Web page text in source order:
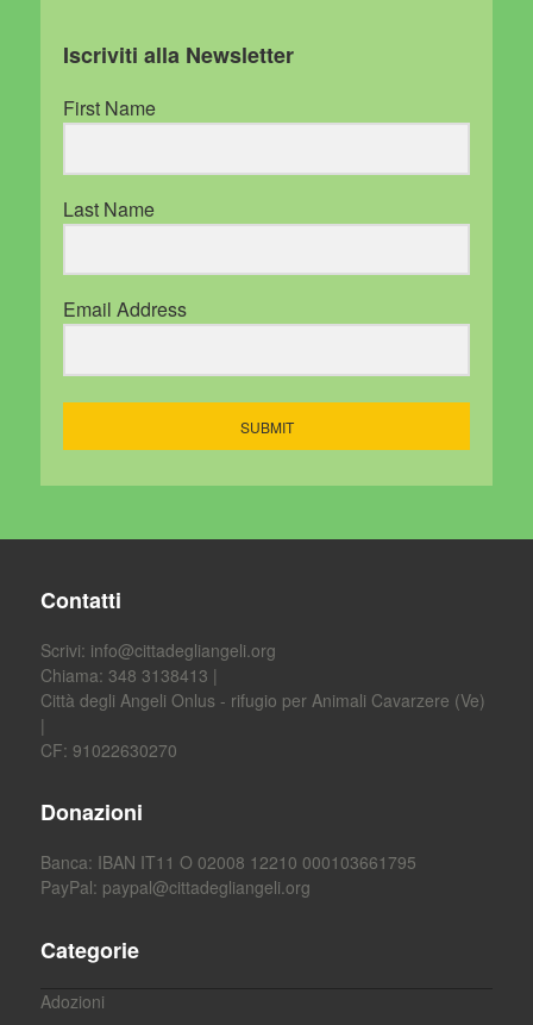
Iscriviti alla Newsletter
First Name
Last Name
Email Address
SUBMIT
Contatti
Scrivi: info@cittadegliangeli.org
Chiama: 348 3138413 |
Città degli Angeli Onlus - rifugio per Animali Cavarzere (Ve)
|
CF: 91022630270
Donazioni
Banca: IBAN IT11 O 02008 12210 000103661795
PayPal: paypal@cittadegliangeli.org
Categorie
Adozioni